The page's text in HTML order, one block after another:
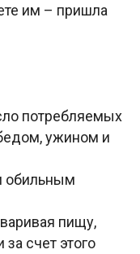
им – пришла
потребляемых
ужином и
обильным
пищу,
за счет этого